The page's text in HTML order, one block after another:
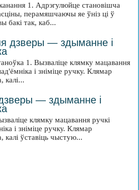
1. Адрэгулюйце становішча
перамяшчаючы яе ўніз ці ў
бакі так, каб...
дзверы — здыманне і
1. Вызваліце клямку мацавання
і зніміце ручку. Клямар
калі...
— здыманне і
клямку мацавання ручкі
і зніміце ручку. Клямар
калі ўставіць чыстую...